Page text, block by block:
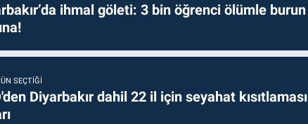
ihmal göleti: 3 bin öğrenci ölümle burun
SEÇTIĞI
Diyarbakır dahil 22 il için seyahat kısıtlaması